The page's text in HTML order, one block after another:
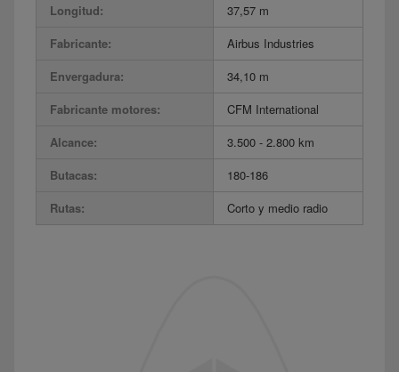
Longitud:
37,57 m
Fabricante:
Airbus Industries
Envergadura:
34,10 m
Fabricante motores:
CFM International
Alcance:
3.500 - 2.800 km
Butacas:
180-186
Rutas:
Corto y medio radio